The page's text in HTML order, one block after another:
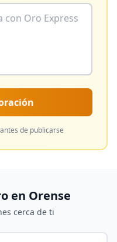
de publicarse
en Orense
cerca de ti